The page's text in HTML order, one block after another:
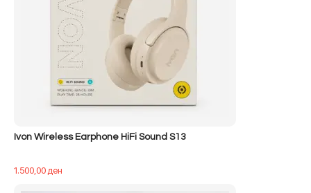
Ivon Wireless Earphone HiFi Sound S13
1.500,00ден